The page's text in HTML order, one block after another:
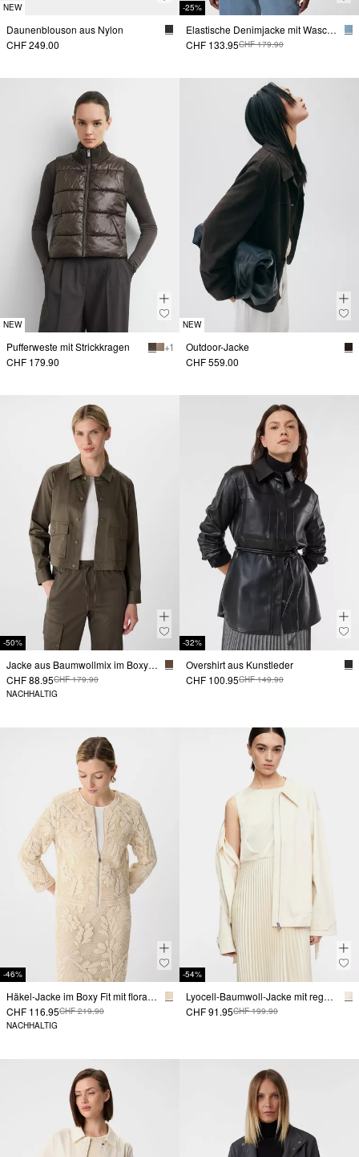
NEW
Daunenblouson aus Nylon
CHF 249.00
-25%
Elastische Denimjacke mit Waschung
CHF 133.95CHF 179.90
NEW
Pufferweste mit Strickkragen
+ 1
CHF 179.90
NEW
Outdoor-Jacke
CHF 559.00
-50%
Jacke aus Baumwollmix im Boxy Fit
CHF 88.95CHF 179.90
NACHHALTIG
-32%
Overshirt aus Kunstleder
CHF 100.95CHF 149.90
-46%
Häkel-Jacke im Boxy Fit mit floralem Muster
CHF 116.95CHF 219.90
NACHHALTIG
-54%
Lyocell-Baumwoll-Jacke mit regulierbarer Saumweite
CHF 91.95CHF 199.90